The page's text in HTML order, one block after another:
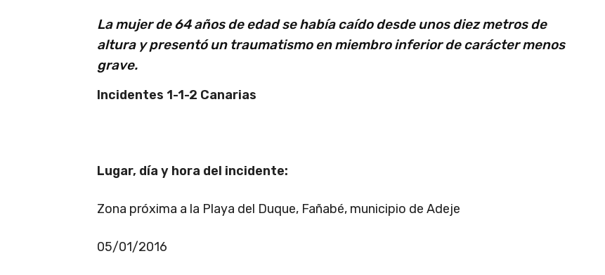
La mujer de 64 años de edad se había caído desde unos diez metros de
altura y presentó un traumatismo en miembro inferior de carácter menos
grave.
Incidentes 1-1-2 Canarias
Lugar, día y hora del incidente:
Zona próxima a la Playa del Duque, Fañabé, municipio de Adeje
05/01/2016